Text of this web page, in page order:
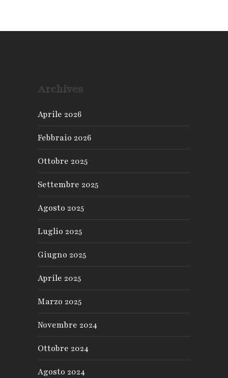
Archives
Aprile 2026
Febbraio 2026
Ottobre 2025
Settembre 2025
Agosto 2025
Luglio 2025
Giugno 2025
Aprile 2025
Marzo 2025
Novembre 2024
Ottobre 2024
Agosto 2024